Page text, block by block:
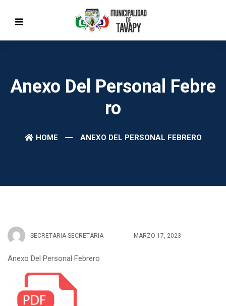
Anexo Del Personal Febre
Ro
HOME ANEXO DEL PERSONAL FEBRERO
SECRETARIA SECRETARIA MARZO 17, 2023
Anexo Del Personal Febrero